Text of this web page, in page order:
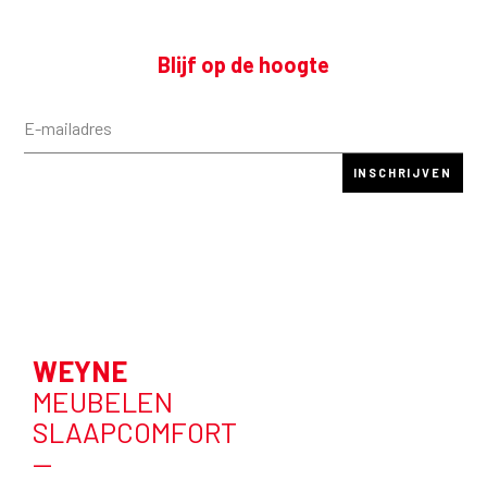
Blijf op de hoogte
WEYNE
MEUBELEN
SLAAPCOMFORT
—